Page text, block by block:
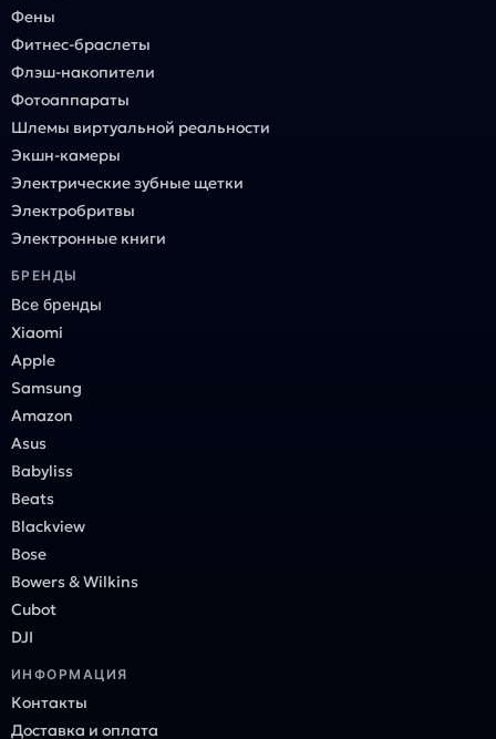
Фены
Фитнес-браслеты
Флэш-накопители
Фотоаппараты
Шлемы виртуальной реальности
Экшн-камеры
Электрические зубные щетки
Электробритвы
Электронные книги
БРЕНДЫ
Все бренды
Xiaomi
Apple
Samsung
Amazon
Asus
Babyliss
Beats
Blackview
Bose
Bowers & Wilkins
Cubot
DJI
ИНФОРМАЦИЯ
Контакты
Доставка и оплата